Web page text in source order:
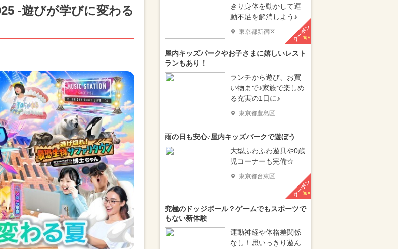
-遊びが学びに変わる
きり身体を動かして運
動不足を解消しよう♪
東京都新宿区 クーポン
屋内キッズパークやお子さまに嬉しいレスト
ランもあり！
ランチから遊び、お買
い物まで♪家族で楽しめ
る充実の1日に♪
東京都豊島区
雨の日も安心♪屋内キッズパークで遊ぼう
大型ふわふわ遊具や0歳
児コーナーも完備☆
東京都台東区
クーポン
究極のドッジボール？ゲームでもスポーツで
もない新体験
運動神経や体格差関係
なし！思いっきり遊ん